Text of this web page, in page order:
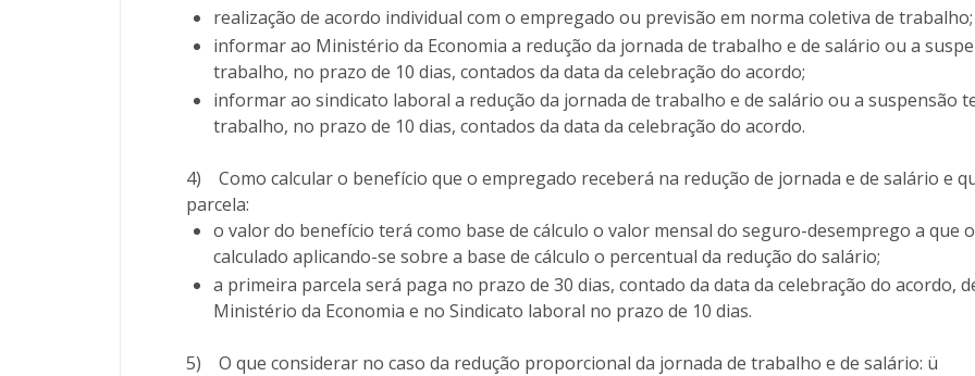
realização de acordo individual com o empregado ou previsão em norma coletiva de trabalho;
informar ao Ministério da Economia a redução da jornada de trabalho e de salário ou a
trabalho, no prazo de 10 dias, contados da data da celebração do acordo;
informar ao sindicato laboral a redução da jornada de trabalho e de salário ou a suspensão
trabalho, no prazo de 10 dias, contados da data da celebração do acordo.
4) Como calcular o benefício que o empregado receberá na redução de jornada e de salário e
parcela:
o valor do benefício terá como base de cálculo o valor mensal do seguro-desemprego a que
calculado aplicando-se sobre a base de cálculo o percentual da redução do salário;
a primeira parcela será paga no prazo de 30 dias, contado da data da celebração do acordo,
Ministério da Economia e no Sindicato laboral no prazo de 10 dias.
5) O que considerar no caso da redução proporcional da jornada de trabalho e de salário: ü